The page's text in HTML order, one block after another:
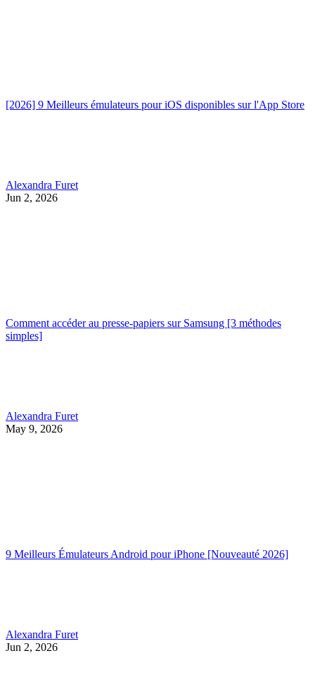
[2026] 9 Meilleurs émulateurs pour iOS disponibles sur l'App Store
Alexandra Furet
Jun 2, 2026
Comment accéder au presse-papiers sur Samsung [3 méthodes
simples]
Alexandra Furet
May 9, 2026
9 Meilleurs Émulateurs Android pour iPhone [Nouveauté 2026]
Alexandra Furet
Jun 2, 2026